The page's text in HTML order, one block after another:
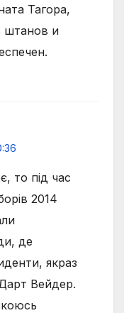
Тагора,
штанов и
то під час
2014
де
якраз
Вейдер.